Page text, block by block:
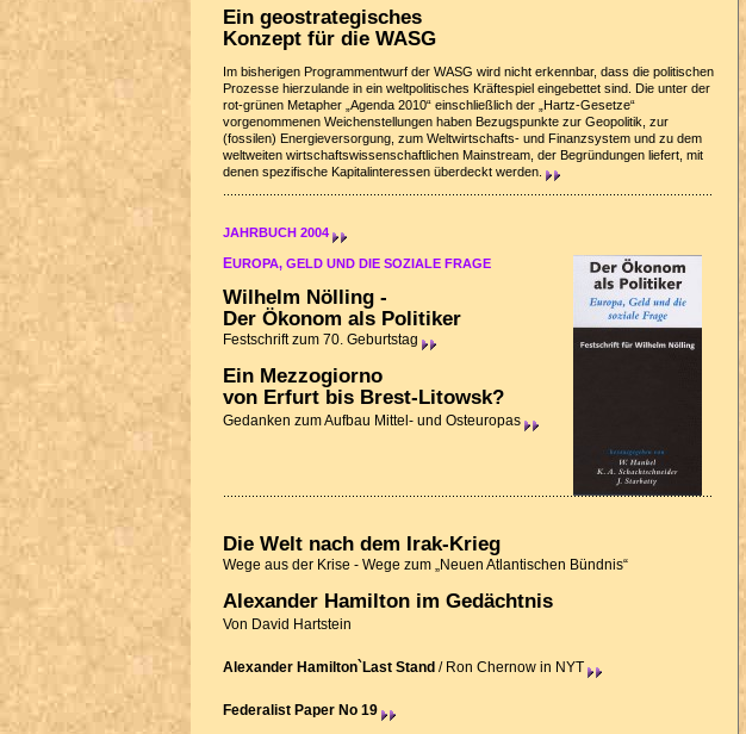
Ein geostrategisches
Konzept für die WASG
Im bisherigen Programmentwurf der WASG wird nicht erkennbar, dass die politischen
Prozesse hierzulande in ein weltpolitisches Kräftespiel eingebettet sind. Die unter der
rot-grünen Metapher „Agenda 2010“ einschließlich der „Hartz-Gesetze“
vorgenommenen Weichenstellungen haben Bezugspunkte zur Geopolitik, zur
(fossilen) Energieversorgung, zum Weltwirtschafts- und Finanzsystem und zu dem
weltweiten wirtschaftswissenschaftlichen Mainstream, der Begründungen liefert, mit
denen spezifische Kapitalinteressen überdeckt werden.
JAHRBUCH 2004
EUROPA, GELD UND DIE SOZIALE FRAGE
Wilhelm Nölling -
Der Ökonom als Politiker
Festschrift zum 70. Geburtstag
Ein Mezzogiorno
von Erfurt bis Brest-Litowsk?
Gedanken zum Aufbau Mittel- und Osteuropas
Die Welt nach dem Irak-Krieg
Wege aus der Krise - Wege zum „Neuen Atlantischen Bündnis“
Alexander Hamilton im Gedächtnis
Von David Hartstein
Alexander Hamilton`Last Stand / Ron Chernow in NYT
Federalist Paper No 19